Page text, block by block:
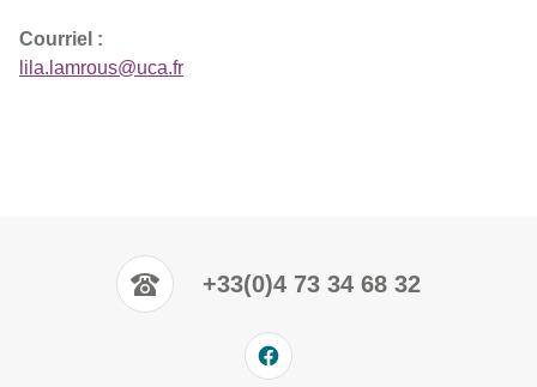
Courriel :
lila.lamrous@uca.fr
+33(0)4 73 34 68 32